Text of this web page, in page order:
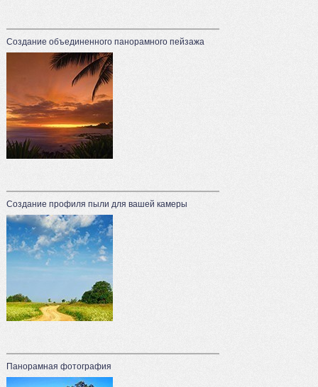
Создание объединенного панорамного пейзажа
Создание профиля пыли для вашей камеры
Панорамная фотография